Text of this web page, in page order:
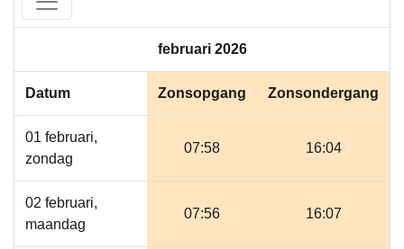
februari 2026
Datum Zonsopgang Zonsondergang
01 februari,
zondag
07:58 16:04
02 februari,
maandag
07:56 16:07